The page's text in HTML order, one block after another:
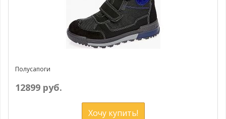
Полусапоги
12899 руб.
Хочу купить!